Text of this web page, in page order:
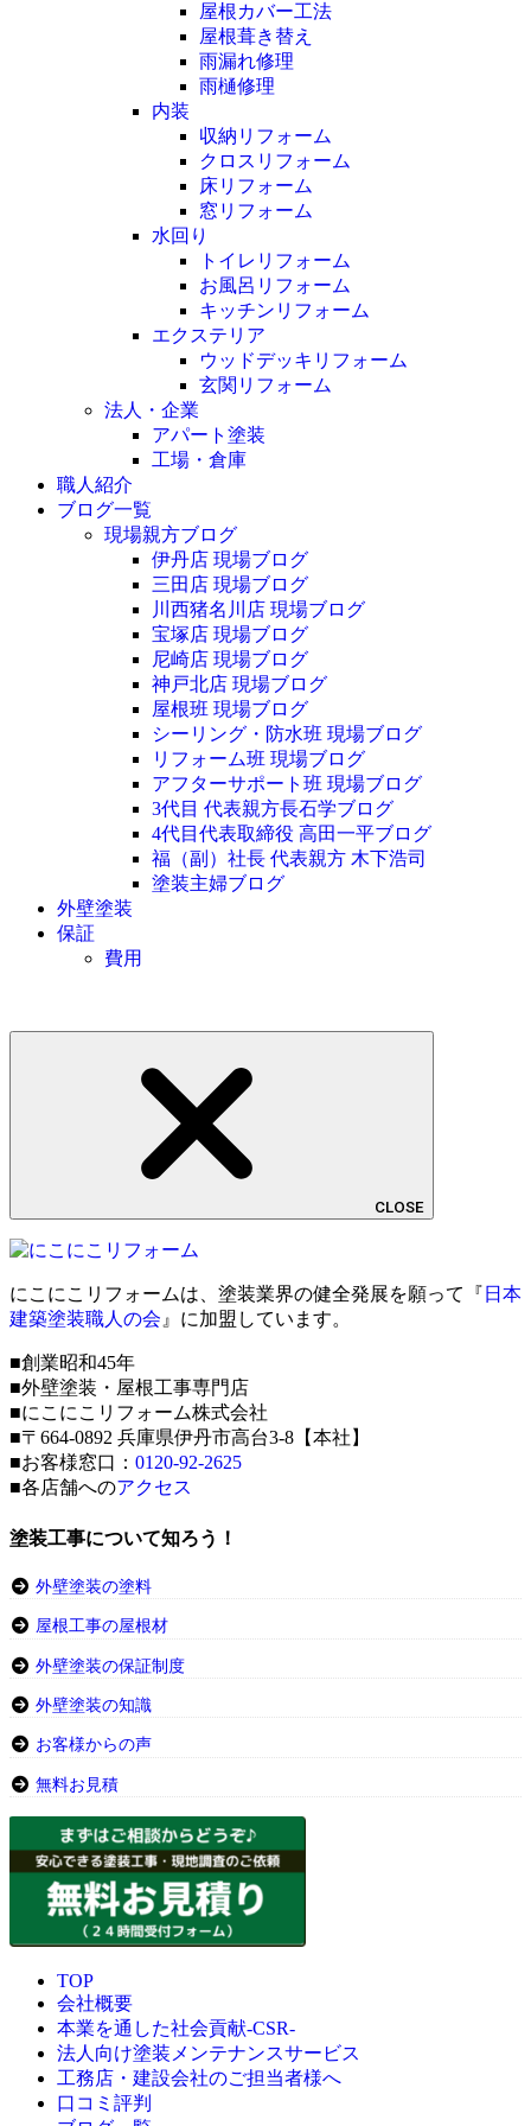
屋根カバー工法
屋根葺き替え
雨漏れ修理
雨樋修理
内装
収納リフォーム
クロスリフォーム
床リフォーム
窓リフォーム
水回り
トイレリフォーム
お風呂リフォーム
キッチンリフォーム
エクステリア
ウッドデッキリフォーム
玄関リフォーム
法人・企業
アパート塗装
工場・倉庫
職人紹介
ブログ一覧
現場親方ブログ
伊丹店 現場ブログ
三田店 現場ブログ
川西猪名川店 現場ブログ
宝塚店 現場ブログ
尼崎店 現場ブログ
神戸北店 現場ブログ
屋根班 現場ブログ
シーリング・防水班 現場ブログ
リフォーム班 現場ブログ
アフターサポート班 現場ブログ
3代目 代表親方長石学ブログ
4代目代表取締役 高田一平ブログ
福（副）社長 代表親方 木下浩司
塗装主婦ブログ
外壁塗装
保証
費用
CLOSE
にこにこリフォームは、塗装業界の健全発展を願って『 日本
建築塗装職人の会 』に加盟しています。
■創業昭和45年
■外壁塗装・屋根工事専門店
■にこにこリフォーム株式会社
■〒664-0892 兵庫県伊丹市高台3-8【本社】
■お客様窓口： 0120-92-2625
■各店舗へのアクセス
塗装工事について知ろう！
外壁塗装の塗料
屋根工事の屋根材
外壁塗装の保証制度
外壁塗装の知識
お客様からの声
無料お見積
TOP
会社概要
本業を通した社会貢献-CSR-
法人向け塗装メンテナンスサービス
工務店・建設会社のご担当者様へ
口コミ評判